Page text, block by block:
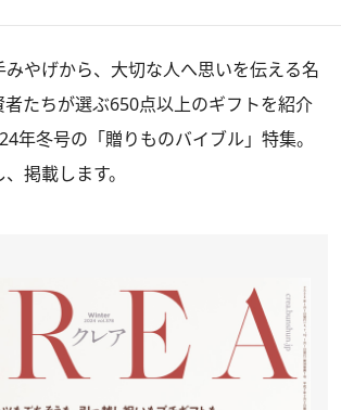
やげから、大切な人へ思いを伝える名
たちが選ぶ650点以上のギフトを紹介
年冬号の「贈りものバイブル」特集。
掲載します。